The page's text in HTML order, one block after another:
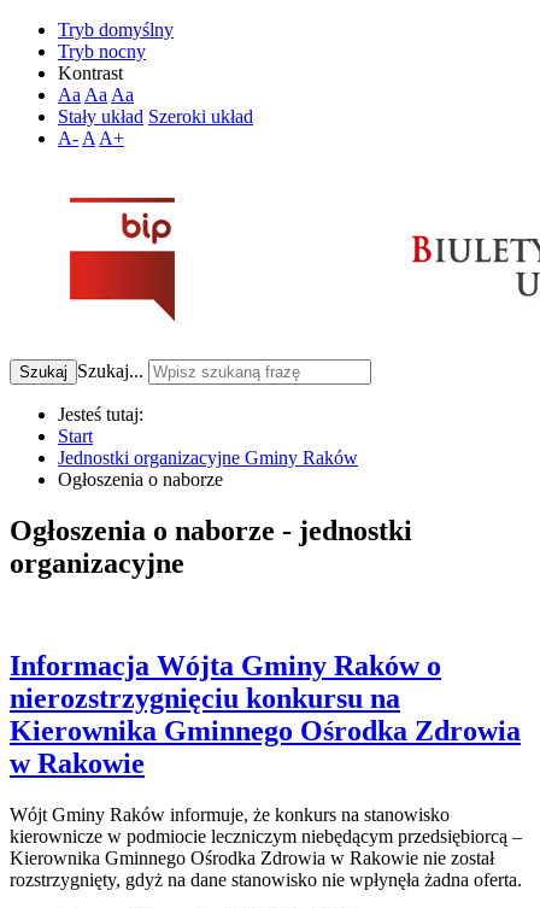
Tryb domyślny
Tryb nocny
Kontrast
Aa Aa Aa
Stały układ Szeroki układ
A- A A+
Szukaj Szukaj...
Jesteś tutaj:
Start
Jednostki organizacyjne Gminy Raków
Ogłoszenia o naborze
Ogłoszenia o naborze - jednostki
organizacyjne
Informacja Wójta Gminy Raków o
nierozstrzygnięciu konkursu na
Kierownika Gminnego Ośrodka Zdrowia
w Rakowie
Wójt Gminy Raków informuje, że konkurs na stanowisko
kierownicze w podmiocie leczniczym niebędącym przedsiębiorcą –
Kierownika Gminnego Ośrodka Zdrowia w Rakowie nie został
rozstrzygnięty, gdyż na dane stanowisko nie wpłynęła żadna oferta.